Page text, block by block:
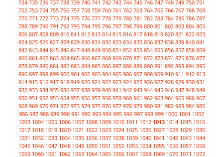
734 735 736 737 738 739 740 741 742 743 744 745 746 747 748 749 750 751
752 753 754 755 756 757 758 759 760 761 762 763 764 765 766 767 768 769
770 771 772 773 774 775 776 777 778 779 780 781 782 783 784 785 786 787
788 789 790 791 792 793 794 795 796 797 798 799 800 801 802 803 804 805
806 807 808 809 810 811 812 813 814 815 816 817 818 819 820 821 822 823
824 825 826 827 828 829 830 831 832 833 834 835 836 837 838 839 840 841
842 843 844 845 846 847 848 849 850 851 852 853 854 855 856 857 858 859
860 861 862 863 864 865 866 867 868 869 870 871 872 873 874 875 876 877
878 879 880 881 882 883 884 885 886 887 888 889 890 891 892 893 894 895
896 897 898 899 900 901 902 903 904 905 906 907 908 909 910 911 912 913
914 915 916 917 918 919 920 921 922 923 924 925 926 927 928 929 930 931
932 933 934 935 936 937 938 939 940 941 942 943 944 945 946 947 948 949
950 951 952 953 954 955 956 957 958 959 960 961 962 963 964 965 966 967
968 969 970 971 972 973 974 975 976 977 978 979 980 981 982 983 984 985
986 987 988 989 990 991 992 993 994 995 996 997 998 999 1000 1001 1002
1003 1004 1005 1006 1007 1008 1009 1010 1011 1012 1013 1014 1015 1016
1017 1018 1019 1020 1021 1022 1023 1024 1025 1026 1027 1028 1029 1030
1031 1032 1033 1034 1035 1036 1037 1038 1039 1040 1041 1042 1043 1044
1045 1046 1047 1048 1049 1050 1051 1052 1053 1054 1055 1056 1057 1058
1059 1060 1061 1062 1063 1064 1065 1066 1067 1068 1069 1070 1071 1072